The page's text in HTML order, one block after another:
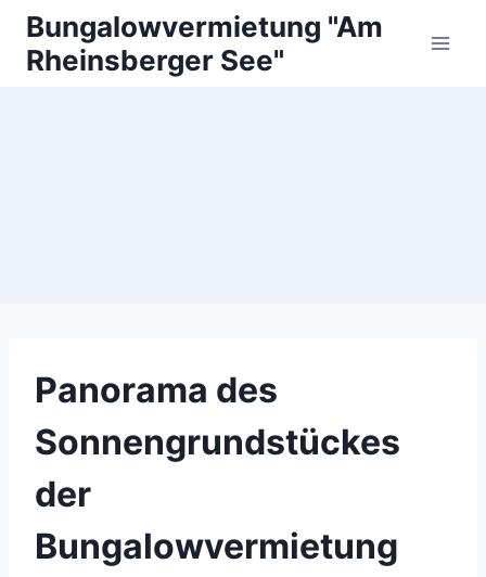
Zum
Inhalt
springen
Bungalowvermietung "Am
Rheinsberger See"
Panorama des
Sonnengrundstückes
der
Bungalowvermietung